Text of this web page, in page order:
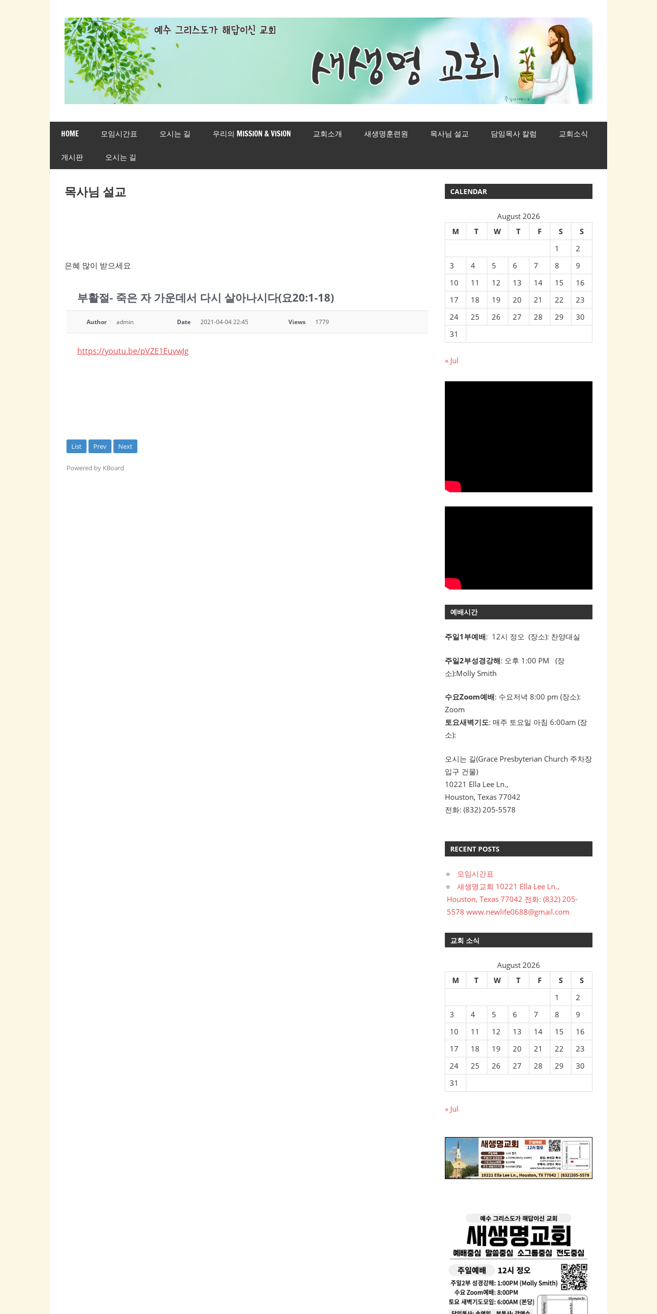
content
새
생
명
교
HOME 모임시간표 오시는 길 우리의 MISSION & VISION 교회소개 새생명훈련원 목사님 설교 담임목사 칼럼 교회소식
게시판 오시는 길
목사님 설교
은혜 많이 받으세요
부활절- 죽은 자 가운데서 다시 살아나시다(요20:1-18)
Author admin Date 2021-04-04 22:45 Views 1779
https://youtu.be/pVZE1EuvwJg
List Prev Next
Powered by KBoard
CALENDAR
August 2026
M
T W T F S
S
1
2
3
4 5 6 7 8
9
10
11 12 13 14 15
16
17
18 19 20 21 22
23
24
25 26 27 28 29
30
31
« Jul
예배시간
주일1부예배: 12시 정오 (장소): 찬양대실
주일2부성경강해: 오후 1:00 PM (장
소):Molly Smith
수요Zoom예배: 수요저녁 8:00 pm (장소):
Zoom
토요새벽기도: 매주 토요일 아침 6:00am (장
소):
오시는 길(Grace Presbyterian Church 주차장
입구 건물)
10221 Ella Lee Ln.,
Houston, Texas 77042
전화: (832) 205-5578
RECENT POSTS
모임시간표
새생명교회 10221 Ella Lee Ln.,
Houston, Texas 77042 전화: (832) 205-
5578 www.newlife0688@gmail.com
교회 소식
August 2026
M
T W T F S
S
1
2
3
4 5 6 7 8
9
10
11 12 13 14 15
16
17
18 19 20 21 22
23
24
25 26 27 28 29
30
31
« Jul